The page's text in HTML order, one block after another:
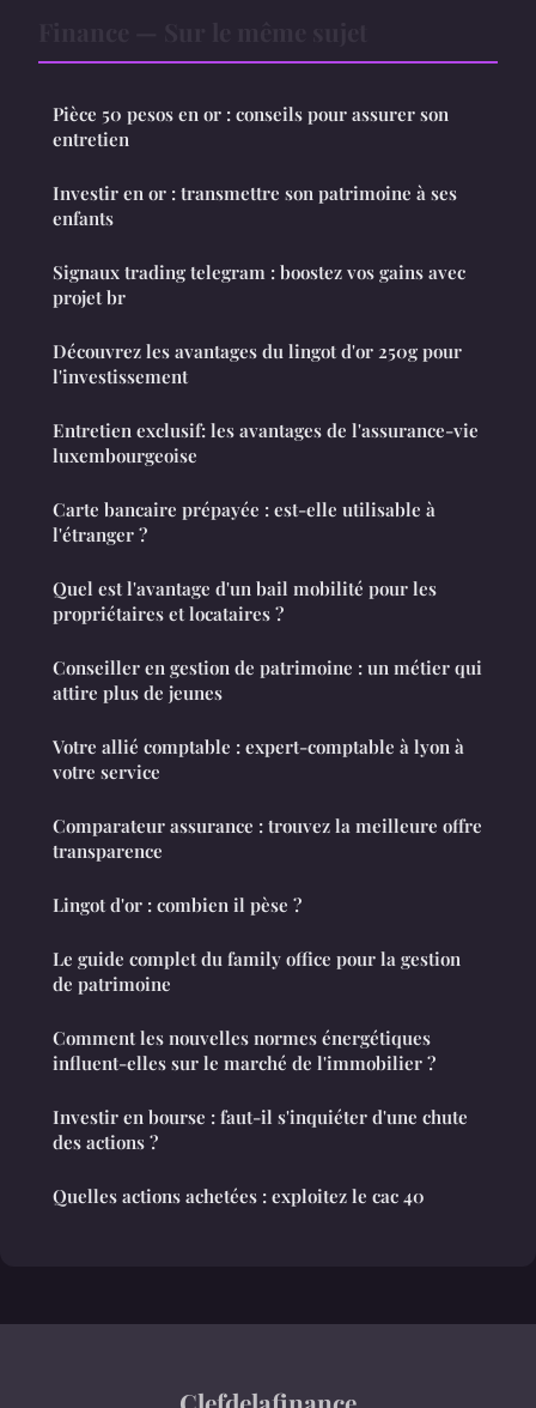
Pièce 50 pesos en or : conseils pour assurer son
entretien
Investir en or : transmettre son patrimoine à ses
enfants
Signaux trading telegram : boostez vos gains avec
projet br
Découvrez les avantages du lingot d'or 250g pour
l'investissement
Entretien exclusif: les avantages de l'assurance-vie
luxembourgeoise
Carte bancaire prépayée : est-elle utilisable à
l'étranger ?
Quel est l'avantage d'un bail mobilité pour les
propriétaires et locataires ?
Conseiller en gestion de patrimoine : un métier qui
attire plus de jeunes
Votre allié comptable : expert-comptable à lyon à
votre service
Comparateur assurance : trouvez la meilleure offre
transparence
Lingot d'or : combien il pèse ?
Le guide complet du family office pour la gestion
de patrimoine
Comment les nouvelles normes énergétiques
influent-elles sur le marché de l'immobilier ?
Investir en bourse : faut-il s'inquiéter d'une chute
des actions ?
Quelles actions achetées : exploitez le cac 40